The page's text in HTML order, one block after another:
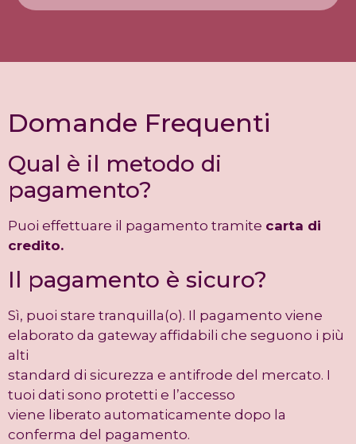
Domande Frequenti
Qual è il metodo di
pagamento?
Puoi effettuare il pagamento tramite carta di
credito.
Il pagamento è sicuro?
Sì, puoi stare tranquilla(o). Il pagamento viene
elaborato da gateway affidabili che seguono i più
alti
standard di sicurezza e antifrode del mercato. I
tuoi dati sono protetti e l’accesso
viene liberato automaticamente dopo la
conferma del pagamento.